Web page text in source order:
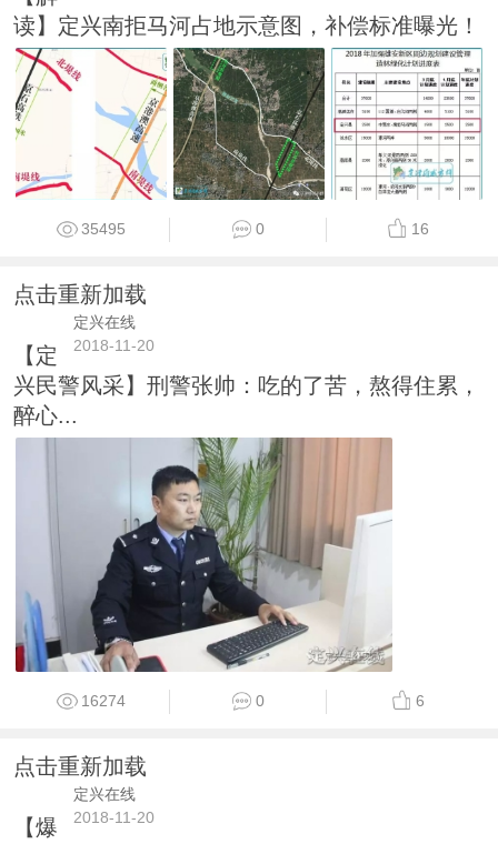
读】定兴南拒马河占地示意图，补偿标准曝光！
35495 0 16
点击重新加载
定兴在线
2018-11-20
【定
兴民警风采】刑警张帅：吃的了苦，熬得住累，
醉心...
16274 0 6
点击重新加载
定兴在线
2018-11-20
【爆